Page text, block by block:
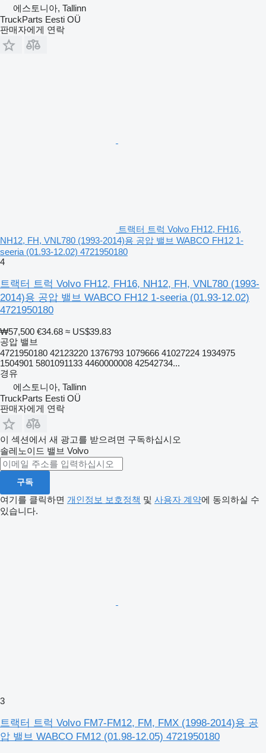
에스토니아, Tallinn
TruckParts Eesti OÜ
판매자에게 연락
트랙터 트럭 Volvo FH12, FH16,
NH12, FH, VNL780 (1993-2014)용 공압 밸브 WABCO FH12 1-
seeria (01.93-12.02) 4721950180
4
트랙터 트럭 Volvo FH12, FH16, NH12, FH, VNL780 (1993-
2014)용 공압 밸브 WABCO FH12 1-seeria (01.93-12.02)
4721950180
₩57,500 €34.68 ≈ US$39.83
공압 밸브
4721950180 42123220 1376793 1079666 41027224 1934975
1504901 5801091133 4460000008 42542734...
경유
에스토니아, Tallinn
TruckParts Eesti OÜ
판매자에게 연락
이 섹션에서 새 광고를 받으려면 구독하십시오
솔레노이드 밸브 Volvo
구독
여기를 클릭하면 개인정보 보호정책 및 사용자 계약에 동의하실 수
있습니다.
3
트랙터 트럭 Volvo FM7-FM12, FM, FMX (1998-2014)용 공
압 밸브 WABCO FM12 (01.98-12.05) 4721950180